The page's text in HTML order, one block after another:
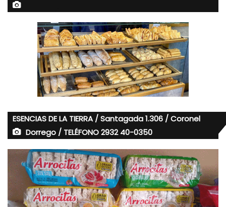
ESENCIAS DE LA TIERRA / Santagada 1.306 / Coronel
Dorrego / TELÉFONO 2932 40-0350